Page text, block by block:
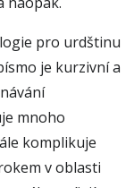
pro urdštinu
je kurzivní a
mnoho
komplikuje
v oblasti